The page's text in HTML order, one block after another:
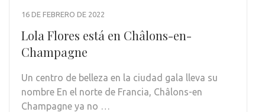
16 DE FEBRERO DE 2022
Lola Flores está en Châlons-en-
Champagne
Un centro de belleza en la ciudad gala lleva su
nombre En el norte de Francia, Châlons-en
Champagne ya no …